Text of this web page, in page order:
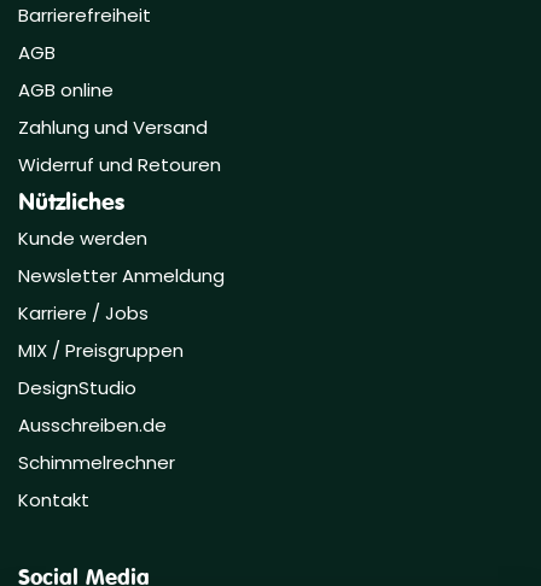
Barrierefreiheit
AGB
AGB online
Zahlung und Versand
Widerruf und Retouren
Nützliches
Kunde werden
Newsletter Anmeldung
Karriere / Jobs
MIX / Preisgruppen
DesignStudio
Ausschreiben.de
Schimmelrechner
Kontakt
Social Media